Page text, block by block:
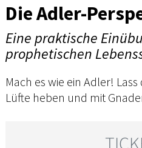
Die Adler-
Eine praktische
prophetischen
Mach es wie ein Adler!
Lüfte heben und mit